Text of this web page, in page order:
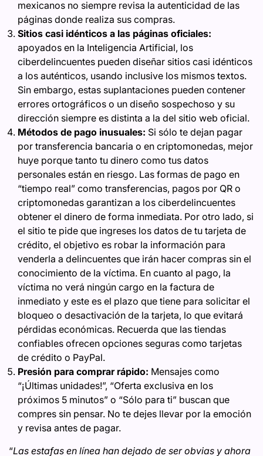
mexicanos no siempre revisa la autenticidad de las
páginas donde realiza sus compras.
Sitios casi idénticos a las páginas oficiales:
apoyados en la Inteligencia Artificial, los
ciberdelincuentes pueden diseñar sitios casi idénticos
a los auténticos, usando inclusive los mismos textos.
Sin embargo, estas suplantaciones pueden contener
errores ortográficos o un diseño sospechoso y su
dirección siempre es distinta a la del sitio web oficial.
Métodos de pago inusuales: Si sólo te dejan pagar
por transferencia bancaria o en criptomonedas, mejor
huye porque tanto tu dinero como tus datos
personales están en riesgo. Las formas de pago en
“tiempo real” como transferencias, pagos por QR o
criptomonedas garantizan a los ciberdelincuentes
obtener el dinero de forma inmediata. Por otro lado, si
el sitio te pide que ingreses los datos de tu tarjeta de
crédito, el objetivo es robar la información para
venderla a delincuentes que irán hacer compras sin el
conocimiento de la víctima. En cuanto al pago, la
víctima no verá ningún cargo en la factura de
inmediato y este es el plazo que tiene para solicitar el
bloqueo o desactivación de la tarjeta, lo que evitará
pérdidas económicas. Recuerda que las tiendas
confiables ofrecen opciones seguras como tarjetas
de crédito o PayPal.
Presión para comprar rápido: Mensajes como
“¡Últimas unidades!”, “Oferta exclusiva en los
próximos 5 minutos” o “Sólo para ti” buscan que
compres sin pensar. No te dejes llevar por la emoción
y revisa antes de pagar.
“Las estafas en línea han dejado de ser obvias y ahora